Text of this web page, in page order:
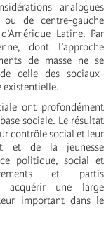
analogues
de centre-gauche
Latine. Par
dont l’approche
de masse ne se
celle des sociaux-
existentielle.
ont profondément
sociale. Le résultat
contrôle social et leur
et de la jeunesse
politique, social et
et partis
acquérir une large
important dans le